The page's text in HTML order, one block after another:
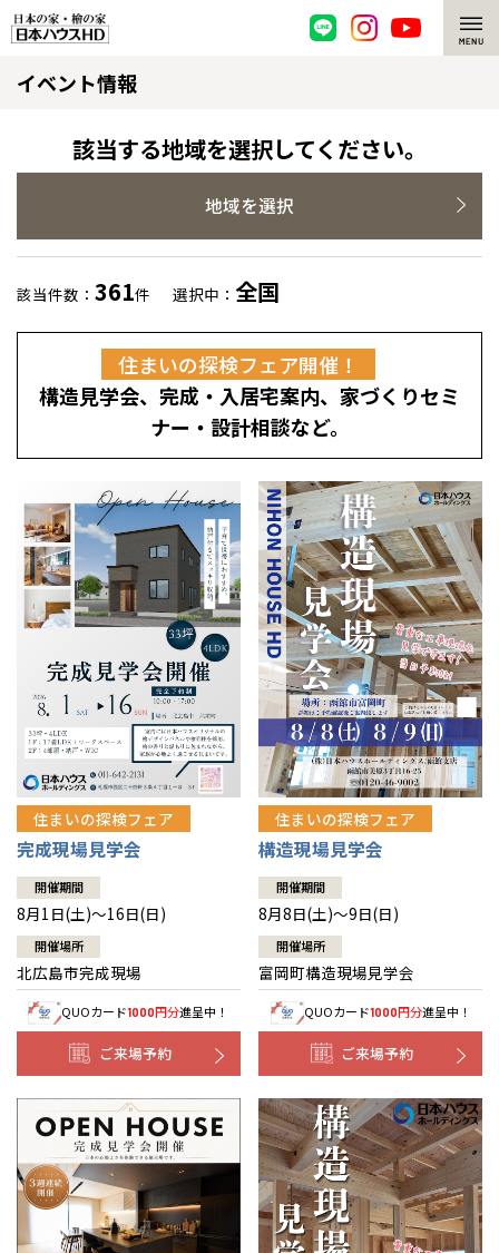
脱炭素・檜の家
環境にやさしい、脱炭素社会の住宅
耐震構造
高耐久住宅
高断熱・高気密の家
エネルギー自給自足
感謝訪問・長期保証
直営工事
1メーターモジュール
冷暖房標準装備
24時間対応コールセンター
デザイン賞各種受賞
セントラルヒーティング
選ばれる理由
檜の魅力 トップ
檜と日本人
1000年を超えて生きる檜
知られざる檜の効果・作用
理想の木材「檜」
注文住宅
グレートステージ
平屋の家
外観・インテリア集
暮らし方提案
住まいのコラム
住まいのお手入れ集
リフォーム トップ
選ばれる理由
リフォームの流れ
介護保険利用で快適リフォーム
賃貸併用住宅のメリット
安心のサポートシステム
展示場案内
分譲住宅・土地
分譲マンション
分譲マンション トップ
ワザックとは
高い信頼性
安心の管理体制
ギャラリー
会社情報
会社情報 トップ
ニュースリリース
代表ごあいさつ
企業理念
会社概要
事業部紹介
IR情報
木材調達指針
グループ会社紹介
お問い合わせ
会員サイト
イベント情報
該当する地域を選択してください。
地域を選択
該当件数： 361件 選択中： 全国
住まいの探検フェア開催！
構造見学会、完成・入居宅案内、家づくりセミ
ナー・設計相談など。
住まいの探検フェア
完成現場見学会
開催期間
8月1日(土)～16日(日)
開催場所
北広島市完成現場
QUOカード1000円分進呈中！
ご来場予約
住まいの探検フェア
構造現場見学会
開催期間
8月8日(土)～9日(日)
開催場所
富岡町構造現場見学会
QUOカード1000円分進呈中！
ご来場予約